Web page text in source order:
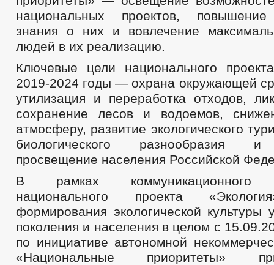
национальных проектов, повышение
знания о них и вовлечение
людей в их реализацию.
Ключевые цели национального
2019-2024 годы — охрана окружающей
утилизация и переработка отходов,
сохранение лесов и водоемов,
атмосферу, развитие экологического
биологического разнообразия и
просвещение населения Российской
В рамках коммуникационного
национального проекта
формирования экологической культуры
поколения и населения в целом с
по инициативе автономной
«Национальные приоритеты»